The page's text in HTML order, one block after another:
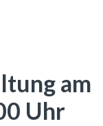
am
Uhr